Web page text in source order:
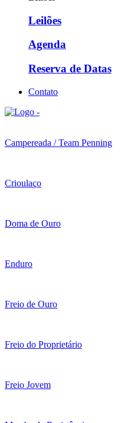
Leilões
Agenda
Reserva de Datas
Contato
Campereada / Team Penning
Crioulaço
Doma de Ouro
Enduro
Freio de Ouro
Freio do Proprietário
Freio Jovem